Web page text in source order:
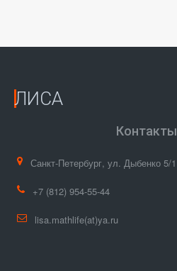
ЛИСА
Контакты
Санкт-Петербург, ул. Дыбенко 5/1
+7 (812) 954-55-44
lisa.mathlife(at)ya.ru